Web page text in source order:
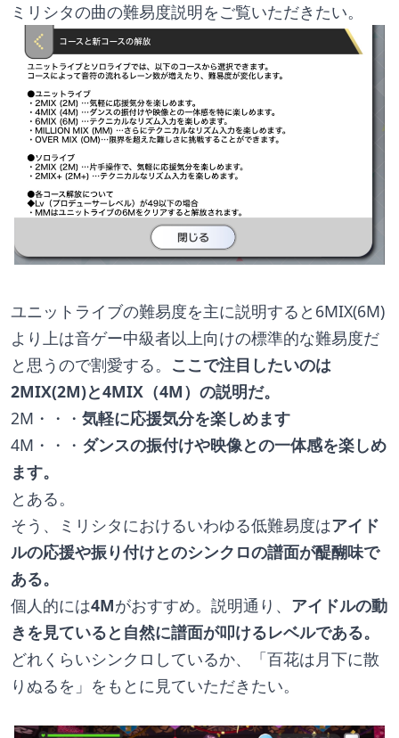
ミリシタの曲の難易度説明をご覧いただきたい。
ユニットライブの難易度を主に説明すると6MIX(6M)
より上は音ゲー中級者以上向けの標準的な難易度だ
と思うので割愛する。 ここで注目したいのは
2MIX(2M)と4MIX（4M）の説明だ。
2M・・・ 気軽に応援気分を楽しめます
4M・・・ ダンスの振付けや映像との一体感を楽しめ
ます。
とある。
そう、ミリシタにおけるいわゆる低難易度はアイド
ルの応援や振り付けとのシンクロの譜面が醍醐味で
ある。
個人的には4Mがおすすめ。説明通り、 アイドルの動
きを見ていると自然に譜面が叩けるレベルである。
どれくらいシンクロしているか、「百花は月下に散
りぬるを」をもとに見ていただきたい。